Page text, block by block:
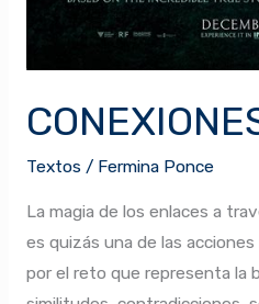
Textos / Fermina Ponce
La magia de los enlaces a
es quizás una de las
por el reto que representa la